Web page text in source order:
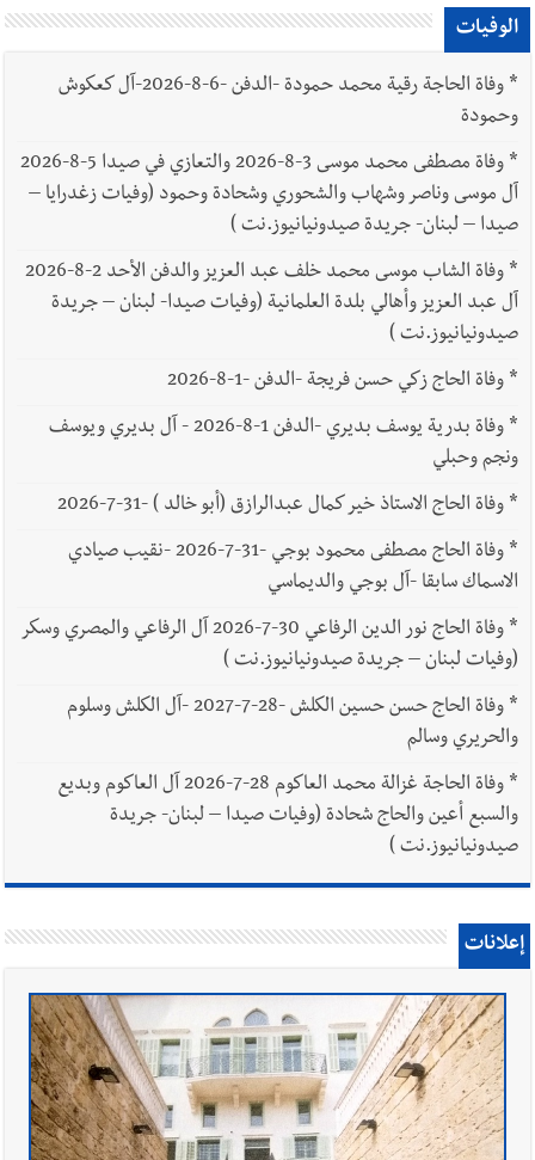
الوفيات
*
وفاة الحاجة رقية محمد حمودة -الدفن -6-8-2026-آل كعكوش
وحمودة
*
وفاة مصطفى محمد موسى 3-8-2026 والتعازي في صيدا 5-8-2026
آل موسى وناصر وشهاب والشحوري وشحادة وحمود (وفيات زغدرايا –
صيدا – لبنان- جريدة صيدونيانيوز.نت )
*
وفاة الشاب موسى محمد خلف عبد العزيز والدفن الأحد 2-8-2026
آل عبد العزيز وأهالي بلدة العلمانية (وفيات صيدا- لبنان – جريدة
صيدونيانيوز.نت )
*وفاة الحاج زكي حسن فريجة -الدفن -1-8-2026
*
وفاة بدرية يوسف بديري -الدفن 1-8-2026 - آل بديري ويوسف
ونجم وحبلي
*وفاة الحاج الاستاذ خير كمال عبدالرازق (أبو خالد ) -31-7-2026
*
وفاة الحاج مصطفى محمود بوجي -31-7-2026 -نقيب صيادي
الاسماك سابقا -آل بوجي والديماسي
*
وفاة الحاج نور الدين الرفاعي 30-7-2026 آل الرفاعي والمصري وسكر
(وفيات لبنان – جريدة صيدونيانيوز.نت )
*
وفاة الحاج حسن حسين الكلش -28-7-2027 -آل الكلش وسلوم
والحريري وسالم
*
وفاة الحاجة غزالة محمد العاكوم 28-7-2026 آل العاكوم وبديع
والسبع أعين والحاج شحادة (وفيات صيدا – لبنان- جريدة
صيدونيانيوز.نت )
إعلانات